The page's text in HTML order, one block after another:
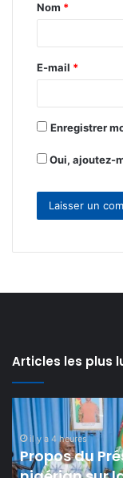
a
e
*
Nom *
E-mail *
Enregistrer
Oui, ajoutez-
Articles les plus
Avis
de
recrutement
:
quatre
il y a 4 heures
Avis de
quatre